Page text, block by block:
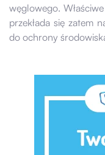
węglowego.
przekłada się zatem
do ochrony